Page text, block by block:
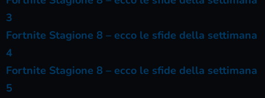
3
Fortnite Stagione 8 – ecco le sfide della settimana
4
Fortnite Stagione 8 – ecco le sfide della settimana
5